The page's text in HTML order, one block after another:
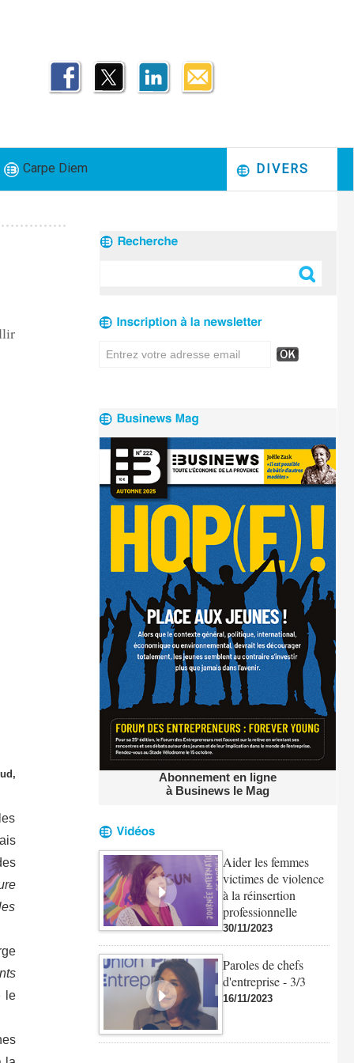
Carpe Diem DIVERS
le
Abonnement en ligne
à Businews le Mag
Aider les femmes
victimes de violence
à la réinsertion
professionnelle
30/11/2023
Paroles de chefs
d'entreprise - 3/3
16/11/2023